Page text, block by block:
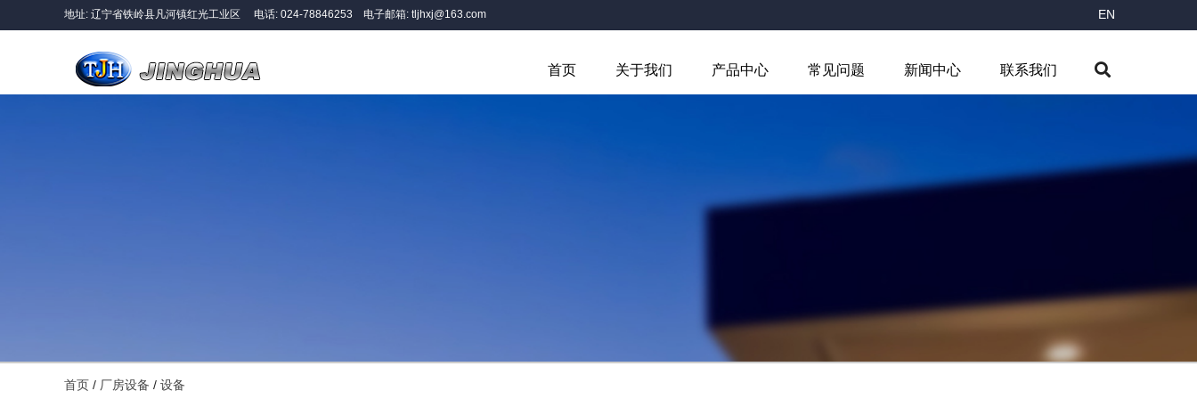
地址: 辽宁省铁岭县凡河镇红光工业区 电话: 024-78846253 电子邮箱: tljhxj@163.com EN
首页 关于我们 产品中心 常见问题 新闻中心 联系我们
首页 / 厂房设备 / 设备